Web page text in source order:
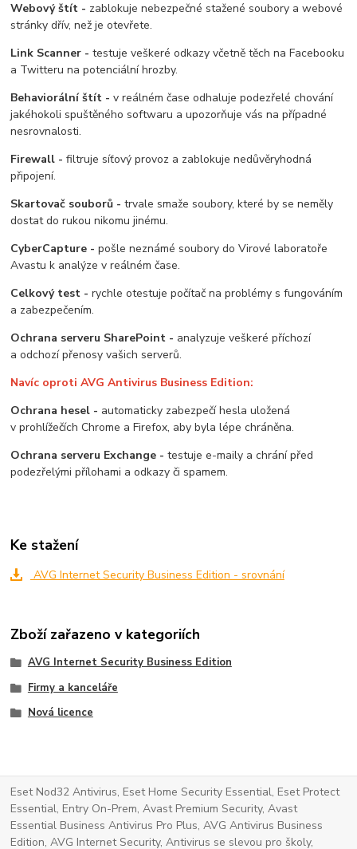
Webový štít - zablokuje nebezpečné stažené soubory a webové
stránky dřív, než je otevřete.
Link Scanner -testuje veškeré odkazy včetně těch na Facebooku
a Twitteru na potenciální hrozby.
Behaviorální štít -v reálném čase odhaluje podezřelé chování
jakéhokoli spuštěného softwaru a upozorňuje vás na případné
nesrovnalosti.
Firewall -filtruje síťový provoz a zablokuje nedůvěryhodná
připojení.
Skartovač souborů -trvale smaže soubory, které by se neměly
dostat do rukou nikomu jinému.
CyberCapture -pošle neznámé soubory do Virové laboratoře
Avastu k analýze v reálném čase.
Celkový test -rychle otestuje počítač na problémy s fungováním
a zabezpečením.
Ochrana serveru SharePoint - analyzuje veškeré příchozí
a odchozí přenosy vašich serverů.
Navíc oproti AVG Antivirus Business Edition:
Ochrana hesel - automaticky zabezpečí hesla uložená
v prohlížečích Chrome a Firefox, aby byla lépe chráněna.
Ochrana serveru Exchange -testuje e-maily a chrání před
podezřelými přílohami a odkazy či spamem.
Ke stažení
AVG Internet Security Business Edition - srovnání
Zboží zařazeno v kategoriích
AVG Internet Security Business Edition
Firmy a kanceláře
Nová licence
Eset Nod32 Antivirus, Eset Home Security Essential, Eset Protect
Essential, Entry On-Prem, Avast Premium Security, Avast
Essential Business Antivirus Pro Plus, AVG Antivirus Business
Edition, AVG Internet Security, Antivirus se slevou pro školy,